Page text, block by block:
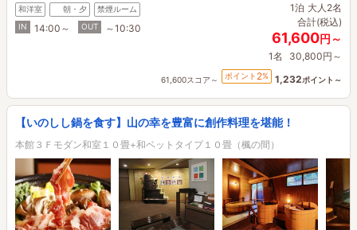
和洋室 朝・夕
禁煙ルーム
IN
14:00～ OUT ～10:30
1泊 大人2名
合計(税込)
61,600円～
1名 30,800円～
61,600スコア～ ポイント 2% 1,232ポイント～
【いのしし鍋を食す】山の幸を豊富に創作料理を堪能！
本館３Ｆモダン和室１０畳+和ベットタイプ１０畳（楓の間）